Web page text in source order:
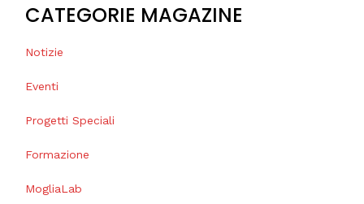
CATEGORIE MAGAZINE
Notizie
Eventi
Progetti Speciali
Formazione
MogliaLab